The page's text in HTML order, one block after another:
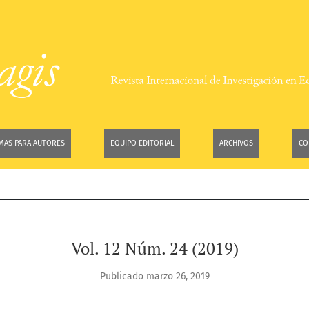
PARA AUTORES EQUIPO EDITORIAL ARCHIVOS
Vol. 12 Núm. 24 (2019)
Publicado marzo 26, 2019